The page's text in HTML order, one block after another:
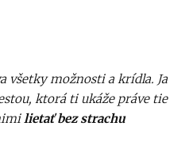
všetky možnosti a krídla. Ja
ktorá ti ukáže práve tie
lietať bez strachu